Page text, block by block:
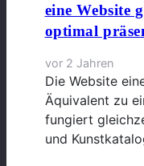
eine Website
optimal
vor 2 Jahren
Die Website
Äquivalent zu
fungiert
und